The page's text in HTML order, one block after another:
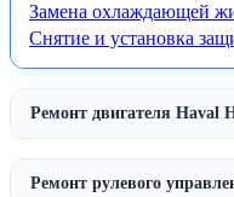
Замена охлаждающей
Снятие и установка
Ремонт двигателя Haval
Ремонт рулевого